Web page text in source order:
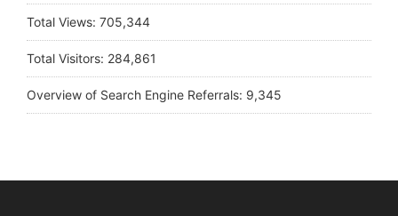
Total Views: 705,344
Total Visitors: 284,861
Overview of Search Engine Referrals: 9,345